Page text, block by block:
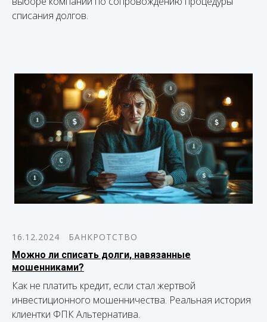
списания долгов.
16.12.2024
БАНКРОТСТВО
Можно ли списать долги, навязанные
мошенниками?
Как не платить кредит, если стал жертвой
инвестиционного мошенничества. Реальная история
клиентки ФПК Альтернатива.